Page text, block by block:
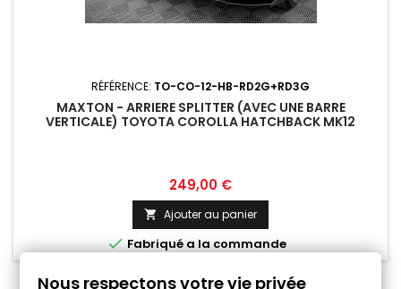
RÉFÉRENCE: TO-CO-12-HB-RD2G+RD3G
MAXTON - ARRIERE SPLITTER (AVEC UNE BARRE
VERTICALE) TOYOTA COROLLA HATCHBACK MK12
Prix
249,00 €
 Ajouter au panier
Fabriqué a la commande
Nous respectons votre vie privée